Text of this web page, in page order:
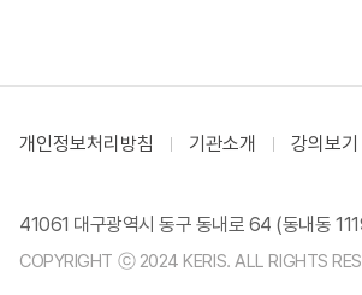
개인정보처리방침 기관소개 강의보
41061 대구광역시 동구 동내로 64 (동내동
COPYRIGHT ⓒ 2024 KERIS. ALL RIGHTS